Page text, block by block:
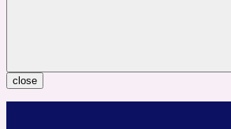
close